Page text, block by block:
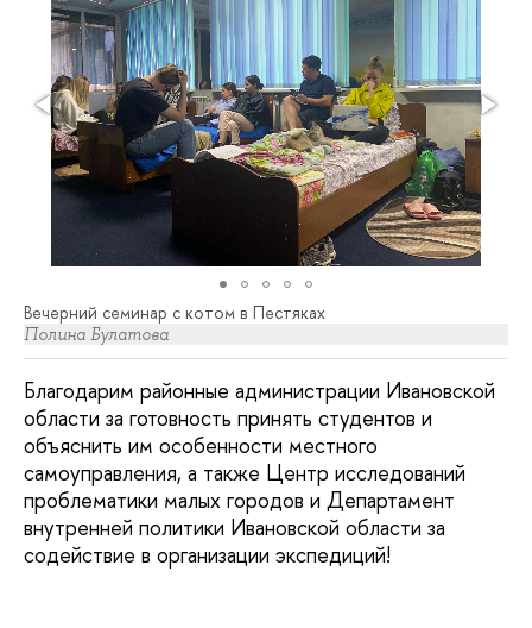
Вечерний семинар с котом в Пестяках
Полина Булатова
Благодарим районные администрации Ивановской
области за готовность принять студентов и
объяснить им особенности местного
самоуправления, а также Центр исследований
проблематики малых городов и Департамент
внутренней политики Ивановской области за
содействие в организации экспедиций!